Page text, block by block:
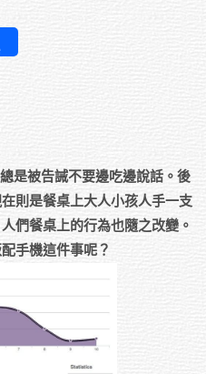
被告誡不要邊吃邊說話。後
則是餐桌上大人小孩人手一支
們餐桌上的行為也隨之改變。
手機這件事呢？